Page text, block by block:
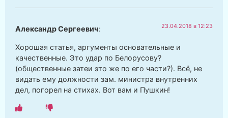
Александр Сергеевич: 23.04.2018 в 12:23
Хорошая статья, аргументы основательные и
качественные. Это удар по Белорусову?
(общественные затеи это же по его части?). Всё, не
видать ему должности зам. министра внутренних
дел, погорел на стихах. Вот вам и Пушкин!